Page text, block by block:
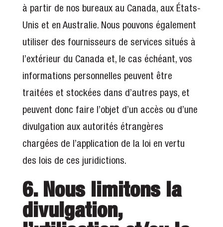
à partir de nos bureaux au Canada, aux États-
Unis et en Australie. Nous pouvons également
utiliser des fournisseurs de services situés à
l’extérieur du Canada et, le cas échéant, vos
informations personnelles peuvent être
traitées et stockées dans d’autres pays, et
peuvent donc faire l’objet d’un accès ou d’une
divulgation aux autorités étrangères
chargées de l’application de la loi en vertu
des lois de ces juridictions.
6. Nous limitons la
divulgation,